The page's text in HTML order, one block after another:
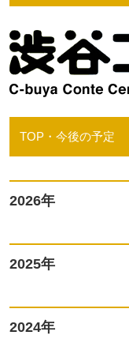
TOP・今後の予定
2026年
2025年
2024年